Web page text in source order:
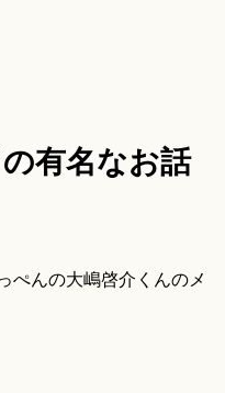
有名なお話
ぺんの大嶋啓介くんのメ